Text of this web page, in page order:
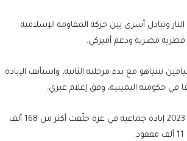
وتبادل أسرى بين حركة المقاومة الإسلامية
نتنياهو مع بدء مرحلته الثانية، واستأنف الإبادة
وبدعم أميركي مطلق ترتكب إسرائيل منذ السابع من أكتوبر/تشرين الأول 2023 إبادة جماعية في غزة خلّفت أكثر من 168 ألف